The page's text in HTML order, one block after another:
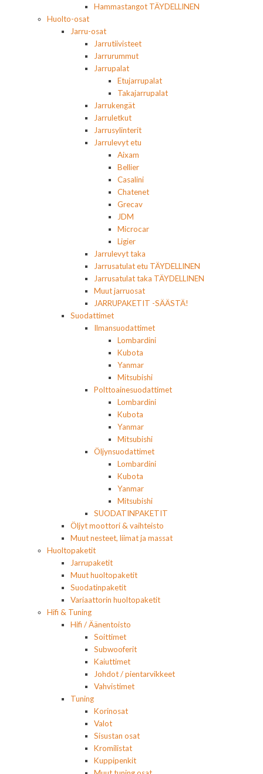
Hammastangot TÄYDELLINEN
Huolto-osat
Jarru-osat
Jarrutiivisteet
Jarrurummut
Jarrupalat
Etujarrupalat
Takajarrupalat
Jarrukengät
Jarruletkut
Jarrusylinterit
Jarrulevyt etu
Aixam
Bellier
Casalini
Chatenet
Grecav
JDM
Microcar
Ligier
Jarrulevyt taka
Jarrusatulat etu TÄYDELLINEN
Jarrusatulat taka TÄYDELLINEN
Muut jarruosat
JARRUPAKETIT -SÄÄSTÄ!
Suodattimet
Ilmansuodattimet
Lombardini
Kubota
Yanmar
Mitsubishi
Polttoainesuodattimet
Lombardini
Kubota
Yanmar
Mitsubishi
Öljynsuodattimet
Lombardini
Kubota
Yanmar
Mitsubishi
SUODATINPAKETIT
Öljyt moottori & vaihteisto
Muut nesteet, liimat ja massat
Huoltopaketit
Jarrupaketit
Muut huoltopaketit
Suodatinpaketit
Variaattorin huoltopaketit
Hifi & Tuning
Hifi / Äänentoisto
Soittimet
Subwooferit
Kaiuttimet
Johdot / pientarvikkeet
Vahvistimet
Tuning
Korinosat
Valot
Sisustan osat
Kromilistat
Kuppipenkit